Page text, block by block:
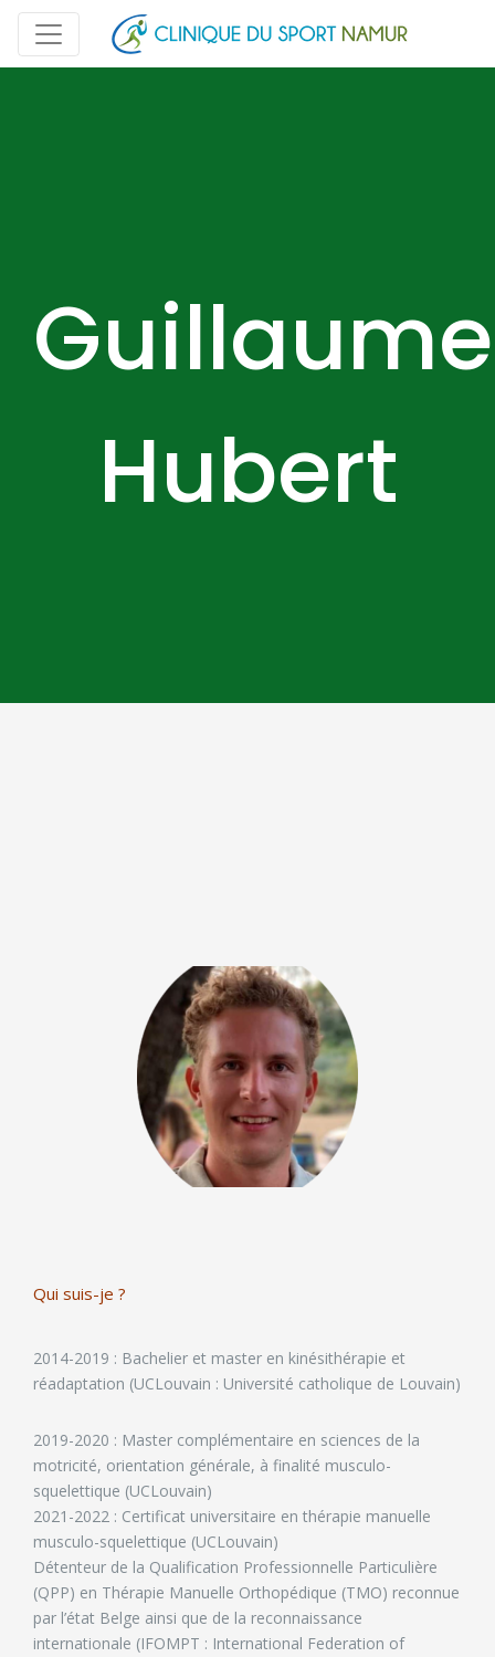
Guillaume
Hubert
Qui suis-je ?
2014-2019 : Bachelier et master en kinésithérapie et
réadaptation (UCLouvain : Université catholique de Louvain)
2019-2020 : Master complémentaire en sciences de la
motricité, orientation générale, à finalité musculo-
squelettique (UCLouvain)
2021-2022 : Certificat universitaire en thérapie manuelle
musculo-squelettique (UCLouvain)
Détenteur de la Qualification Professionnelle Particulière
(QPP) en Thérapie Manuelle Orthopédique (TMO) reconnue
par l’état Belge ainsi que de la reconnaissance
internationale (IFOMPT : International Federation of